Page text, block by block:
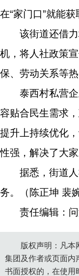
在“家门口”就能
该街道还借
机，将人社政策
保、劳动关系等
泰西村私营
容贴合民生需求
提升上持续优化
性强，解决了大
据悉，街道
务。（陈正坤 裴
责任编辑：
版权声明：凡本
集团及作者或页面内
书面授权的，在使用